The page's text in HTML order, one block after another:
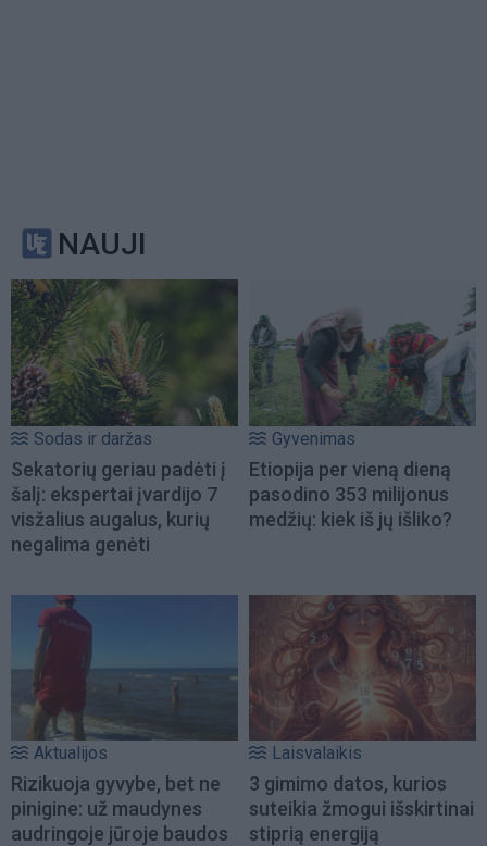
NAUJI
Sodas ir daržas
Sekatorių geriau padėti į
šalį: ekspertai įvardijo 7
visžalius augalus, kurių
negalima genėti
Gyvenimas
Etiopija per vieną dieną
pasodino 353 milijonus
medžių: kiek iš jų išliko?
Aktualijos
Rizikuoja gyvybe, bet ne
pinigine: už maudynes
audringoje jūroje baudos
Laisvalaikis
3 gimimo datos, kurios
suteikia žmogui išskirtinai
stiprią energiją